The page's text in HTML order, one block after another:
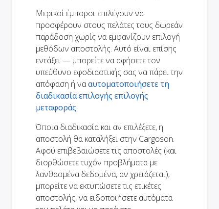
Μερικοί έμποροι επιλέγουν να
προσφέρουν στους πελάτες τους δωρεάν
παράδοση χωρίς να εμφανίζουν επιλογή
μεθόδων αποστολής. Αυτό είναι επίσης
εντάξει — μπορείτε να αφήσετε τον
υπεύθυνο εφοδιαστικής σας να πάρει την
απόφαση ή νααυτοματοποιήσετε τη
διαδικασία επιλογής επιλογής
μεταφοράς.
Όποια διαδικασία και αν επιλέξετε, η
αποστολή θα καταλήξει στην Cargoson.
Αφού επιβεβαιώσετε τις αποστολές (και
διορθώσετε τυχόν προβλήματα με
λανθασμένα δεδομένα, αν χρειάζεται),
μπορείτε να εκτυπώσετε τις ετικέτες
αποστολής, να ειδοποιήσετε αυτόματα